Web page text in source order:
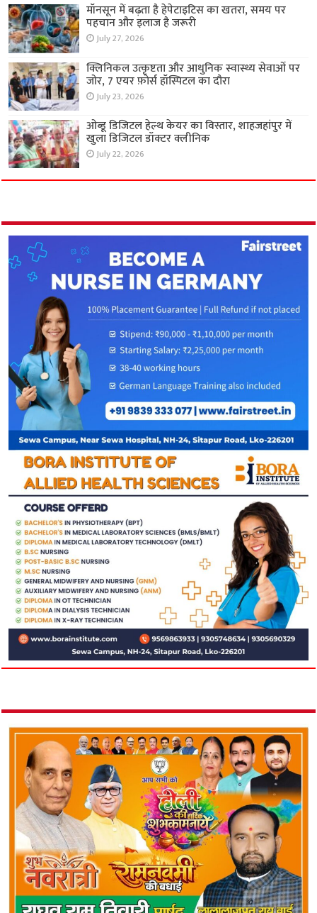
मॉनसून में बढ़ता है हेपेटाइटिस का खतरा, समय पर
पहचान और इलाज है जरूरी
July 27, 2026
क्लिनिकल उत्कृष्टता और आधुनिक स्वास्थ्य सेवाओं पर
जोर, 7 एयर फ़ोर्स हॉस्पिटल का दौरा
July 23, 2026
ओब्डू डिजिटल हेल्थ केयर का विस्तार, शाहजहांपुर में
खुला डिजिटल डॉक्टर क्लीनिक
July 22, 2026